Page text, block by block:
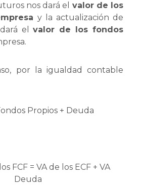
nos dará el valor de los
y la actualización de
dará elvalor de los fondos
por la igualdad contable
Propios + Deuda
= VA de los ECF + VA
Deuda